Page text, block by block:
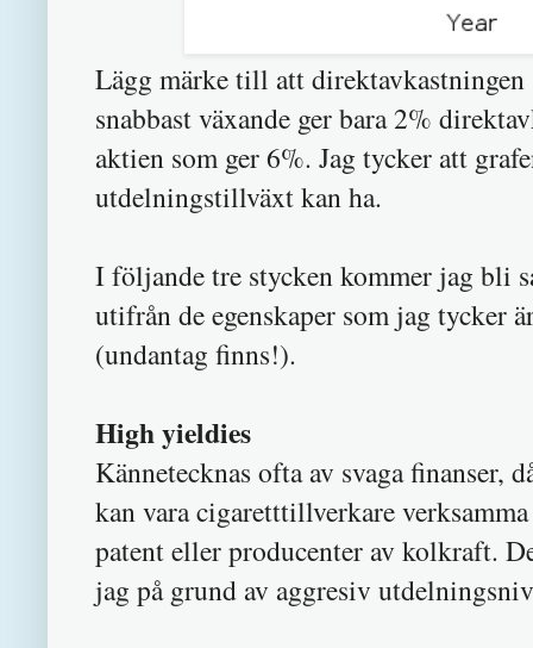
Lägg märke till att
snabbast växande ger bara 2%
aktien som ger 6%. Jag tycker att
utdelningstillväxt kan ha.
I följande tre stycken kommer jag bli
utifrån de egenskaper som jag tycker
(undantag finns!).
High yieldies
Kännetecknas ofta av svaga
kan vara cigaretttillverkare
patent eller producenter av kolkraft.
jag på grund av aggresiv